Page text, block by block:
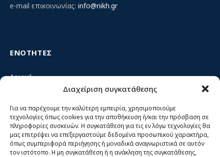
Διαχείριση συγκατάθεσης
Για να παρέχουμε την καλύτερη εμπειρία, χρησιμοποιούμε
τεχνολογίες όπως cookies για την αποθήκευση ή/και την πρόσβαση σε
πληροφορίες συσκευών. Η συγκατάθεση για τις εν λόγω τεχνολογίες θα
μας επιτρέψει να επεξεργαστούμε δεδομένα προσωπικού χαρακτήρα,
όπως συμπεριφορά περιήγησης ή μοναδικά αναγνωριστικά σε αυτόν
τον ιστότοπο. Η μη συγκατάθεση ή η ανάκληση της συγκατάθεσης,
e-mail επικοινωνίας: info@nikh.gr
ΕΝΟΤΗΤΕΣ
Αρχική
Κίνημα ΝΙΚΗ – Ποιοι είμαστε, αρχές & δράση
Θέσεις
Πρόσωπα
Όργανα και ομάδες